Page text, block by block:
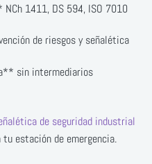
1411, DS 594, ISO 7010
de riesgos y señalética
sin intermediarios
de seguridad industrial
estación de emergencia.